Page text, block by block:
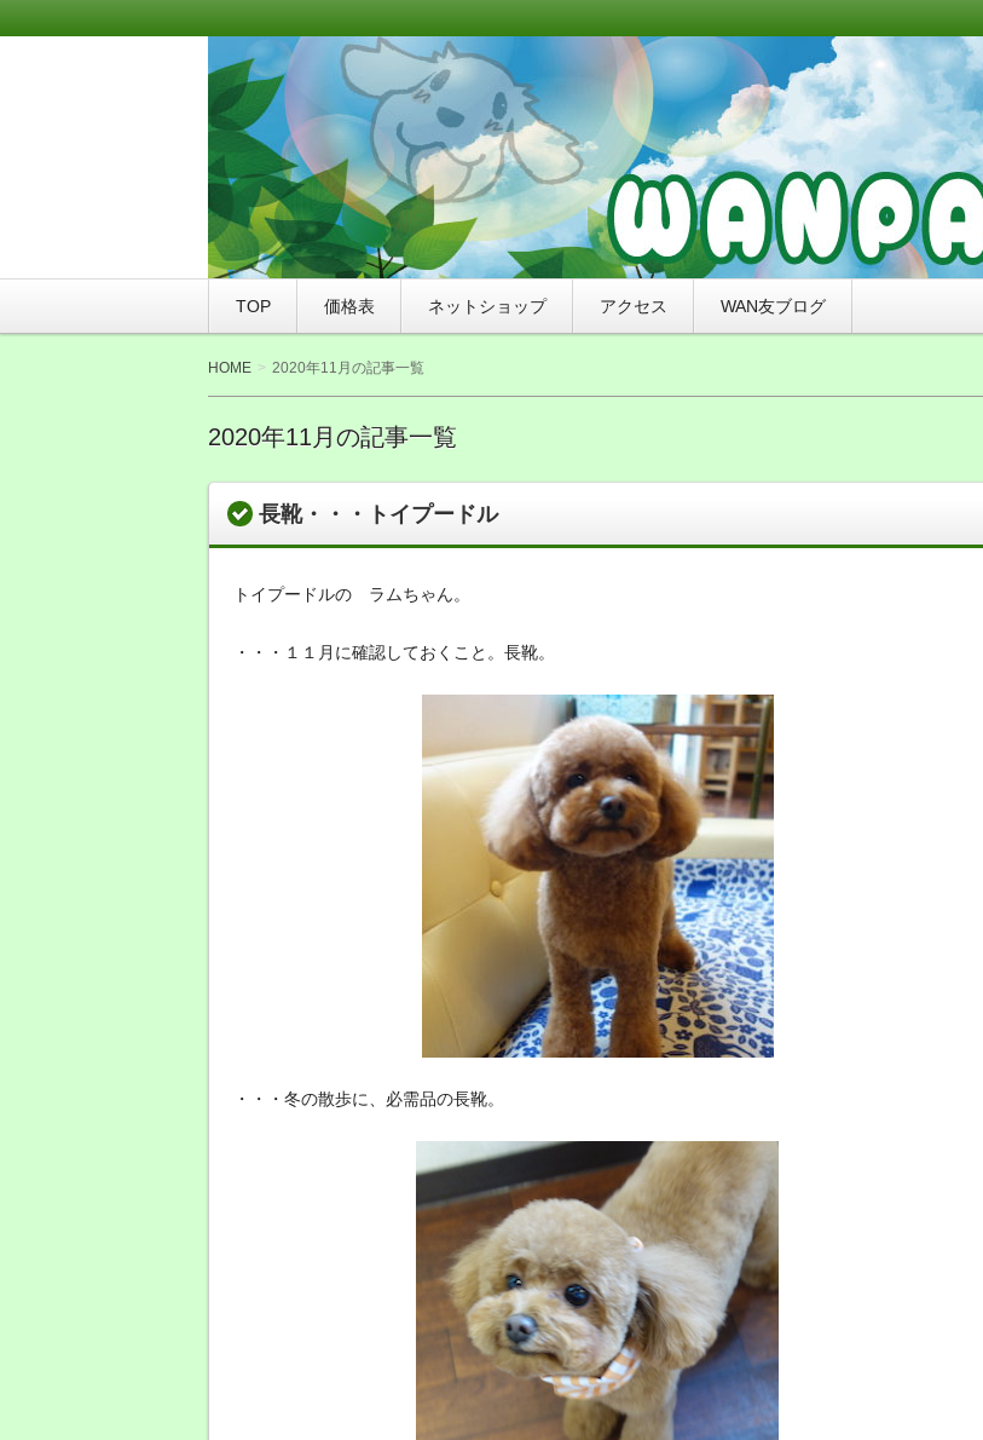
WAN友ブログ（ご来店感謝ブログ）〜札幌市豊平
つ店WANPAKU（わんぱく）
このサイトは、札幌市豊平区にあるトリミングと無添加おやつ、ナチュラルドッグフードの
WANPAKU（わんぱく）にご来店されたわんちゃんをご紹介していくブログです。
TOP 価格表 ネットショップ アクセス WAN友ブログ
HOME 2020年11月の記事一覧
2020年11月の記事一覧
長靴・・・トイプードル
トイプードルの ラムちゃん。
・・・１１月に確認しておくこと。長靴。
・・・冬の散歩に、必需品の長靴。